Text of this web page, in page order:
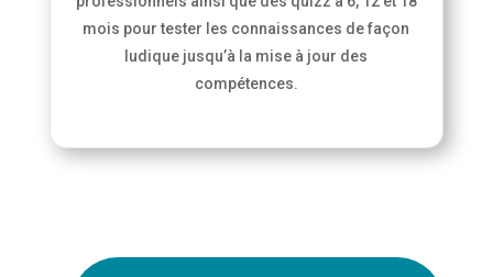
mois pour tester les connaissances de façon
ludique jusqu’à la mise à jour des
compétences.